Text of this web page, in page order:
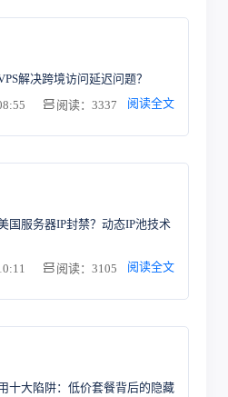
解决跨境访问延迟问题？
阅读：3337 阅读全文
国服务器IP封禁？动态IP池技术
阅读：3105 阅读全文
十大陷阱：低价套餐背后的隐藏